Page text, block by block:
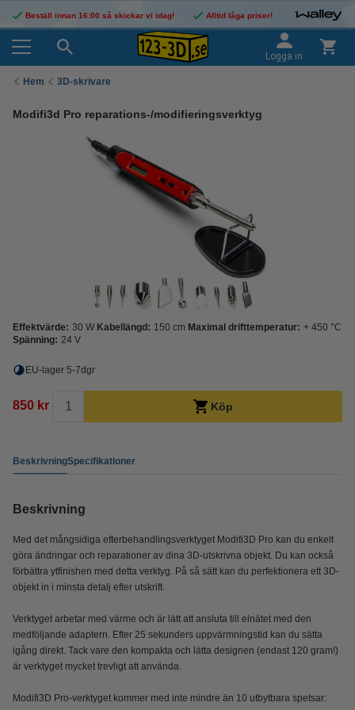
Beställ innan 16:00 så skickar vi idag! Alltid låga priser!
Logga in
Hem 3D-skrivare
Modifi3d Pro reparations-/modifieringsverktyg
Effektvärde: 30 W Kabellängd: 150 cm Maximal drifttemperatur: + 450 °C
Spänning: 24 V
EU-lager 5-7dgr
850 kr Köp
BeskrivningSpecifikationer
Beskrivning
Med det mångsidiga efterbehandlingsverktyget Modifi3D Pro kan du enkelt
göra ändringar och reparationer av dina 3D-utskrivna objekt. Du kan också
förbättra ytfinishen med detta verktyg. På så sätt kan du perfektionera ett 3D-
objekt in i minsta detalj efter utskrift.
Verktyget arbetar med värme och är lätt att ansluta till elnätet med den
medföljande adaptern. Efter 25 sekunders uppvärmningstid kan du sätta
igång direkt. Tack vare den kompakta och lätta designen (endast 120 gram!)
är verktyget mycket trevligt att använda.
Modifi3D Pro-verktyget kommer med inte mindre än 10 utbytbara spetsar: